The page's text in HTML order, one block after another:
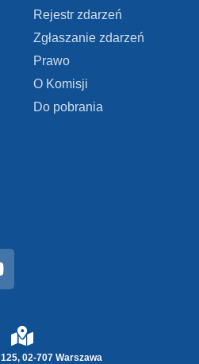
Rejestr zdarzeń
Zgłaszanie zdarzeń
Prawo
O Komisji
Do pobrania
02-707 Warszawa